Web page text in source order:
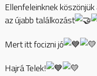
Ellenfeleinknek
az újabb találkozást
Mert itt focizni jó
Hajrá Telek!